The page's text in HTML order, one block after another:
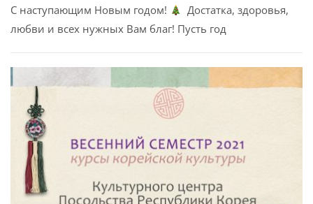
С наступающим Новым годом!
Достатка, здоровья,
любви и всех нужных Вам благ! Пусть год